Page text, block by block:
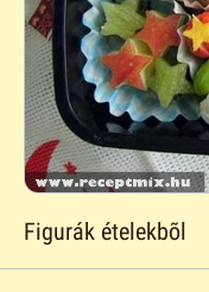
Figurák ételekbõl